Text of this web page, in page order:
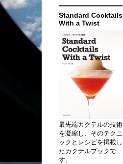
Standard Cocktails
With a Twist
最先端カクテルの技術
を凝縮し、そのテクニ
ックとレシピを掲載し
たカクテルブックで
す。